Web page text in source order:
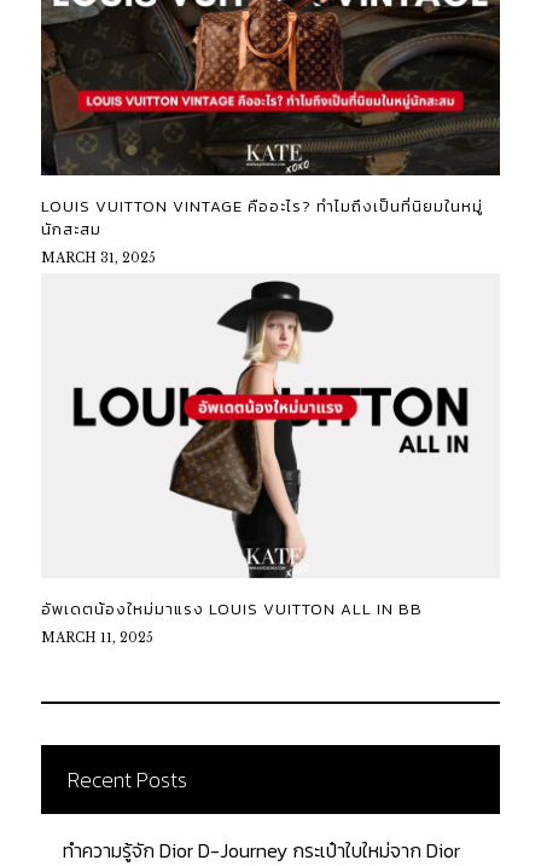
LOUIS VUITTON VINTAGE คืออะไร? ทำไมถึงเป็นที่นิยมในหมู่
นักสะสม
MARCH 31, 2025
อัพเดตน้องใหม่มาแรง LOUIS VUITTON ALL IN BB
MARCH 11, 2025
Recent Posts
ทำความรู้จัก Dior D-Journey กระเป๋าใบใหม่จาก Dior